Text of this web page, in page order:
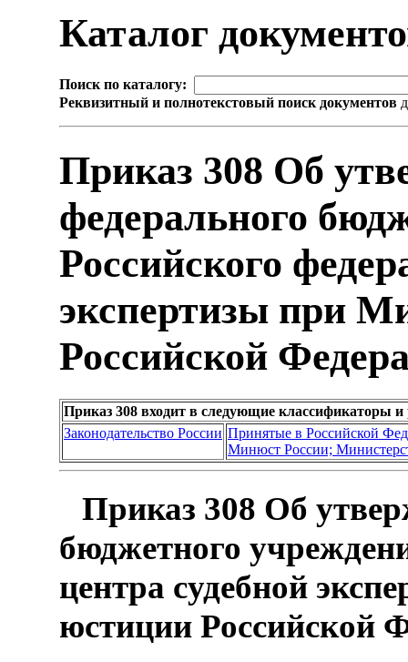
Каталог
Поиск по каталогу:
Реквизитный и полнотекстовый поиск документов
Приказ 308 Об
федерального
Российского
экспертизы при
Российской
Приказ 308 входит в следующие классификаторы и
Законодательство России Принятые в Российской
Минюст России;
Приказ 308 Об
бюджетного
центра судебной
юстиции Российской